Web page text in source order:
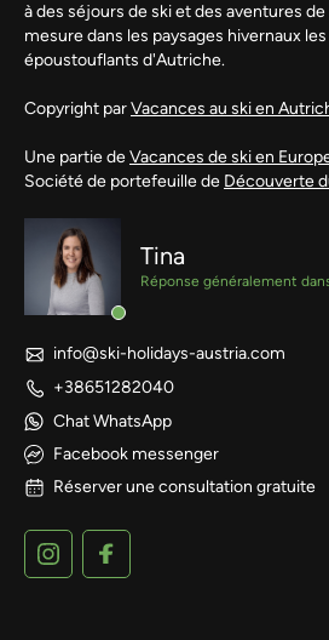
à des séjours de ski et des aventures
mesure dans les paysages hivernaux
époustouflants d'Autriche.
Copyright parVacances au ski en
Une partie deVacances de ski en
Société de portefeuille de Découverte
Tina
Réponse généralement
info@ski-holidays-austria.com
+38651282040
Chat WhatsApp
Facebook messenger
Réserver une consultation gratuite